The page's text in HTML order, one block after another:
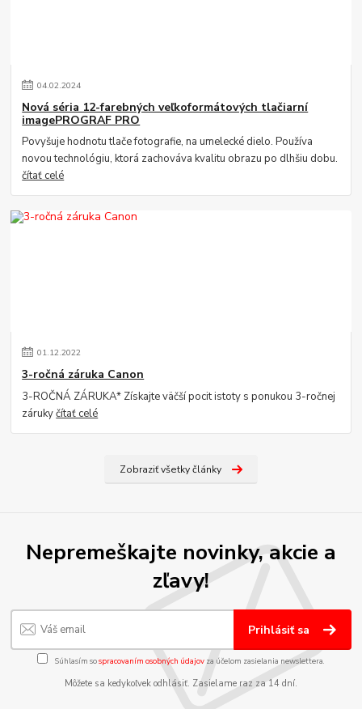
04.02.2024
Nová séria 12-farebných veľkoformátových tlačiarní
imagePROGRAF PRO
Povyšuje hodnotu tlače fotografie, na umelecké dielo. Používa
novou technológiu, ktorá zachováva kvalitu obrazu po dlhšiu dobu.
čítať celé
01.12.2022
3-ročná záruka Canon
3-ROČNÁ ZÁRUKA* Získajte väčší pocit istoty s ponukou 3-ročnej
zárukyčítať celé
Zobraziť všetky články
Nepremeškajte novinky, akcie a
zľavy!
Prihlásiť sa
Súhlasím sospracovaním osobných údajov za účelom zasielania newslettera.
Môžete sa kedykoľvek odhlásiť. Zasielame raz za 14 dní.